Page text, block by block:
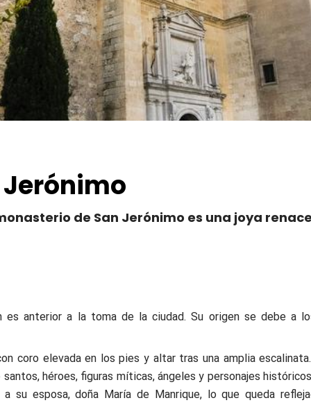
de San Jerónimo es una joya
es anterior a la toma de la ciudad. Su origen se debe a
coro elevada en los pies y altar tras una amplia
héroes, figuras míticas, ángeles y personajes
su esposa, doña María de Manrique, lo que queda